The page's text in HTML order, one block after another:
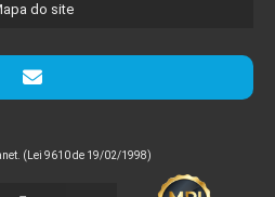
do site
(Lei 9610 de 19/02/1998)